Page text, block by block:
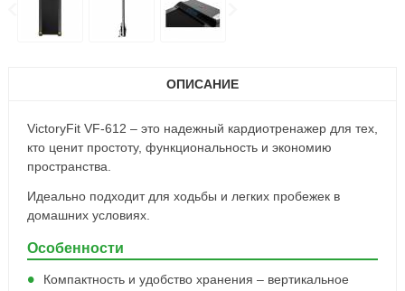
ОПИСАНИЕ
VictoryFit VF-612 – это надежный кардиотренажер для тех,
кто ценит простоту, функциональность и экономию
пространства.
Идеально подходит для ходьбы и легких пробежек в
домашних условиях.
Особенности
Компактность и удобство хранения – вертикальное